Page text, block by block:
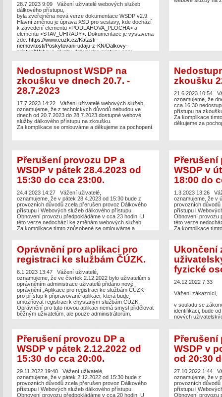
28.7.2023 9:09 Vážení uživatelé webových služeb
dálkového přístupu,
byla zveřejněna nová verze dokumentace WSDP v2.9.
Hlavní změnou je úprava XSD pro sestavy, kde dochází
k zavedení elementu <PODLAHOVA_PLOCHA> a
elementu <STAV_UHRADY>. Dokumentace je vystavena
zde: https://www.cuzk.cz/Katastr-
nemovitosti/Poskytovani-udaju-z-KN/Dalkovy-
pristup/Webove-sluzby-dalkoveho-pristupu.aspx
Nedostupnost WSDP na
zkoušku ve dnech 20.7. -
28.7.2023
17.7.2023 14:22 Vážení uživatelé webových služeb,
oznamujeme, že z technických důvodů nebudou ve
dnech od 20.7.2023 do 28.7.2023 dostupné webové
služby dálkového přístupu na zkoušku.
Za komplikace se omlouváme a děkujeme za pochopení.
zkoušku
21.6.2023 10:54
oznamujeme, že
cca 16:30
přístupu na
Za komplikace
děkujeme za
Přerušení provozu DP a
WSDP v pátek 28.4.2023 od
15:30 do cca 23:00.
24.4.2023 14:27 Vážení uživatelé,
oznamujeme, že v pátek 28.4.2023 od 15:30 bude z
provozních důvodů zcela přerušen provoz Dálkového
přístupu i Webových služeb dálkového přístupu.
Obnovení provozu předpokládáme v cca 23 hodin. U
této verze nedochází ke změnám webových služeb.
Za komplikace tímto způsobené se omlouváme a
Přerušení
WSDP v
18:00 do
1.3.2023 13:26
oznamujeme, že v
provozních
přístupu i
Obnovení provozu
této verze
Za komplikace
Oprávnění pro aplikaci pro
registraci ke službám ČÚZK.
6.1.2023 13:47 Vážení uživatelé,
oznamujeme, že ve čtvrtek 2.12.2022 bylo uživatelům s
oprávněním administrace uživatelů přidáno nové
oprávnění „Aplikace pro registraci ke službám ČÚZK“
pro přístup k připravované aplikaci, která bude
umožňovat registraci k chystaným službám ČÚZK.
Oprávnění pro tuto novou aplikaci nemá smysl přidělovat
běžným uživatelům, ale pouze administrátorům.
Ukončení
fyzické
24.12.2022 7:33
Vážení zákazníci,
v souladu se
identifikaci, bude
nových
neregistrované
adrese:https://
prostřednictvím
stejné výstupy
informace je
ČÚZK.
Identita občana
osoby online a její
informací navštivte
Přerušení provozu DP a
WSDP v pátek 2.12.2022 od
15:30 do cca 20:00.
29.11.2022 19:40 Vážení uživatelé,
oznamujeme, že v pátek 2.12.2022 od 15:30 bude z
provozních důvodů zcela přerušen provoz Dálkového
přístupu i Webových služeb dálkového přístupu.
Obnovení provozu předpokládáme v cca 20 hodin. U
Přerušení
WSDP v
od 20:30
27.10.2022 1:44
oznamujeme, že v
provozních
přístupu i
Obnovení provozu